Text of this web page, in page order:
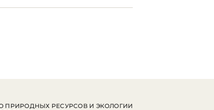
ПРИРОДНЫХ РЕСУРСОВ И ЭКОЛОГИИ